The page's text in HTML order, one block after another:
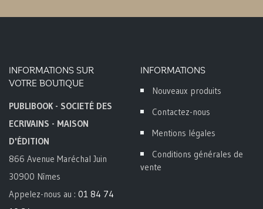
INFORMATIONS SUR
VOTRE BOUTIQUE
PUBLIBOOK - SOCIETÉ DES
ECRIVAINS - MAISON
D'ÉDITION
866 Avenue Maréchal Juin
30900 Nîmes
Appelez-nous au : 01 84 74
INFORMATIONS
Nouveaux produits
Contactez-nous
Mentions légales
Conditions générales de
vente